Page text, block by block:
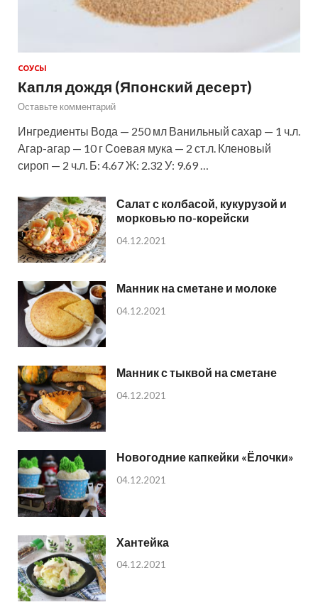
СОУСЫ
Капля дождя (Японский десерт)
Оставьте комментарий
Ингредиенты Вода — 250 мл Ванильный сахар — 1 ч.л.
Агар-агар — 10 г Соевая мука — 2 ст.л. Кленовый
сироп — 2 ч.л. Б: 4.67 Ж: 2.32 У: 9.69 …
Салат с колбасой, кукурузой и
морковью по-корейски
04.12.2021
Манник на сметане и молоке
04.12.2021
Манник с тыквой на сметане
04.12.2021
Новогодние капкейки «Ёлочки»
04.12.2021
Хантейка
04.12.2021